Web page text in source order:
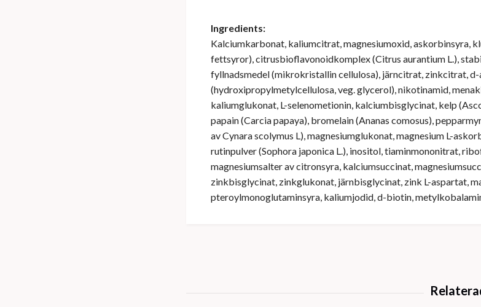
Ingredients:
Kalciumkarbonat, kaliumcitrat, magnesiumoxid, askorbinsyra,
fettsyror), citrusbioflavonoidkomplex (Citrus aurantium L.),
fyllnadsmedel (mikrokristallin cellulosa), järncitrat, zinkcitrat,
(hydroxipropylmetylcellulosa, veg. glycerol), nikotinamid,
kaliumglukonat, L-selenometionin, kalciumbisglycinat, kelp
papain (Carcia papaya), bromelain (Ananas comosus),
av Cynara scolymus L), magnesiumglukonat, magnesium L-
rutinpulver (Sophora japonica L.), inositol, tiaminmononitrat,
magnesiumsalter av citronsyra, kalciumsuccinat,
zinkbisglycinat, zinkglukonat, järnbisglycinat, zink L-aspartat,
pteroylmonoglutaminsyra, kaliumjodid, d-biotin,